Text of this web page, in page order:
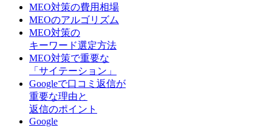
MEO対策の費用相場
MEOのアルゴリズム
MEO対策の
キーワード選定方法
MEO対策で重要な
「サイテーション」
Googleで口コミ返信が
重要な理由と
返信のポイント
Google